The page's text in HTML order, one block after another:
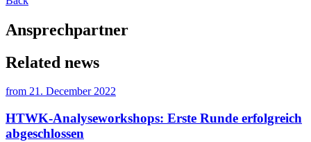
Ansprechpartner
Related news
from 21. December 2022
HTWK-Analyseworkshops: Erste Runde erfolgreich
abgeschlossen